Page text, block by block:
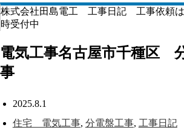
株式会社田島電工 工事日記 工事依頼は
時受付中
電気工事名古屋市千種区
事
2025.8.1
住宅 電気工事, 分電盤工事, 工事日記